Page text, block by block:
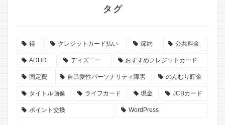
タグ
得 クレジットカード払い 節約 公共料金
ADHD ディズニー おすすめクレジットカード
固定費 自己愛性パーソナリティ障害 のんむり貯金
タイトル画像 ライフカード 現金 JCBカード
ポイント交換 WordPress